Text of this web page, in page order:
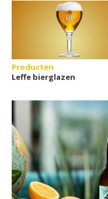
Producten
Leffe bierglazen